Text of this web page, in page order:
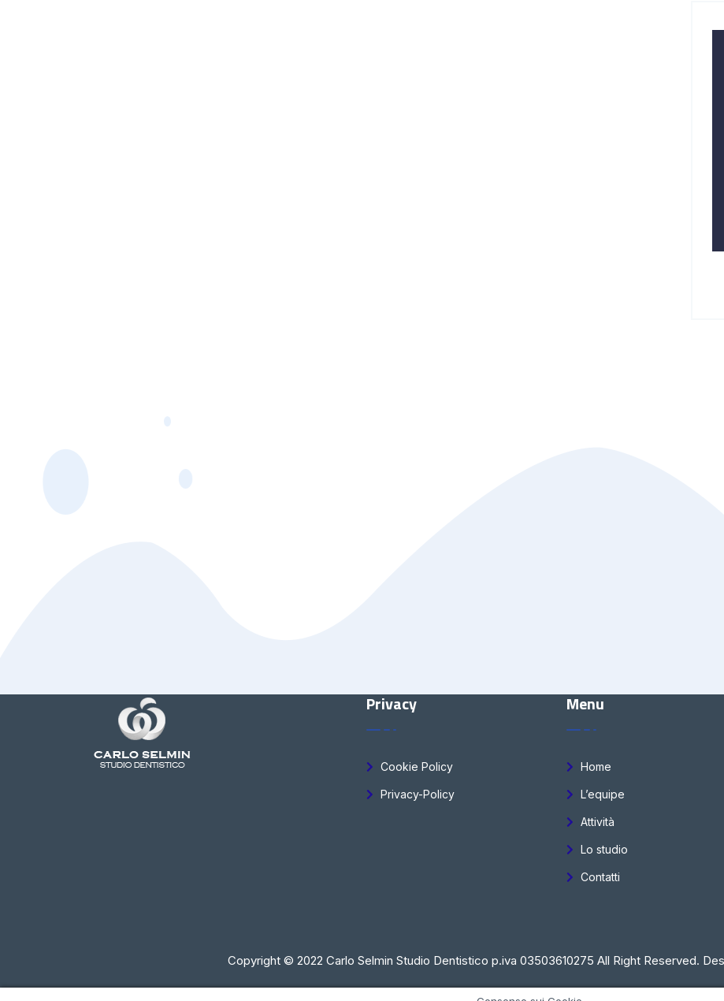
Privacy
Cookie Policy
Privacy-Policy
Menu
Home
L’equipe
Attività
Lo studio
Contatti
Copyright © 2022 Carlo Selmin Studio Dentistico p.iva 03503610275 All Right Reserved.